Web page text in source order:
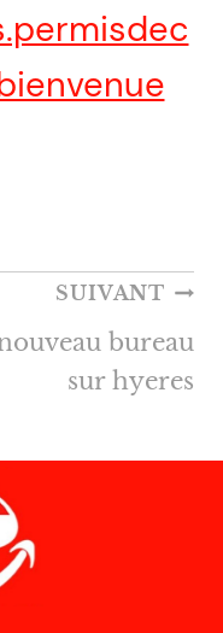
SUIVANT
bureau
sur hyeres